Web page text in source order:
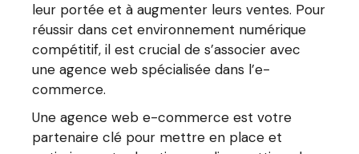
leur portée et à augmenter leurs ventes. Pour
réussir dans cet environnement numérique
compétitif, il est crucial de s’associer avec
une agence web spécialisée dans l’e-
commerce.
Une agence web e-commerce est votre
partenaire clé pour mettre en place et